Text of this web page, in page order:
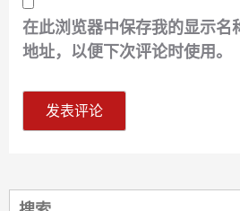
在此浏览器中保存我的显示名
地址，以便下次评论时使用。
搜